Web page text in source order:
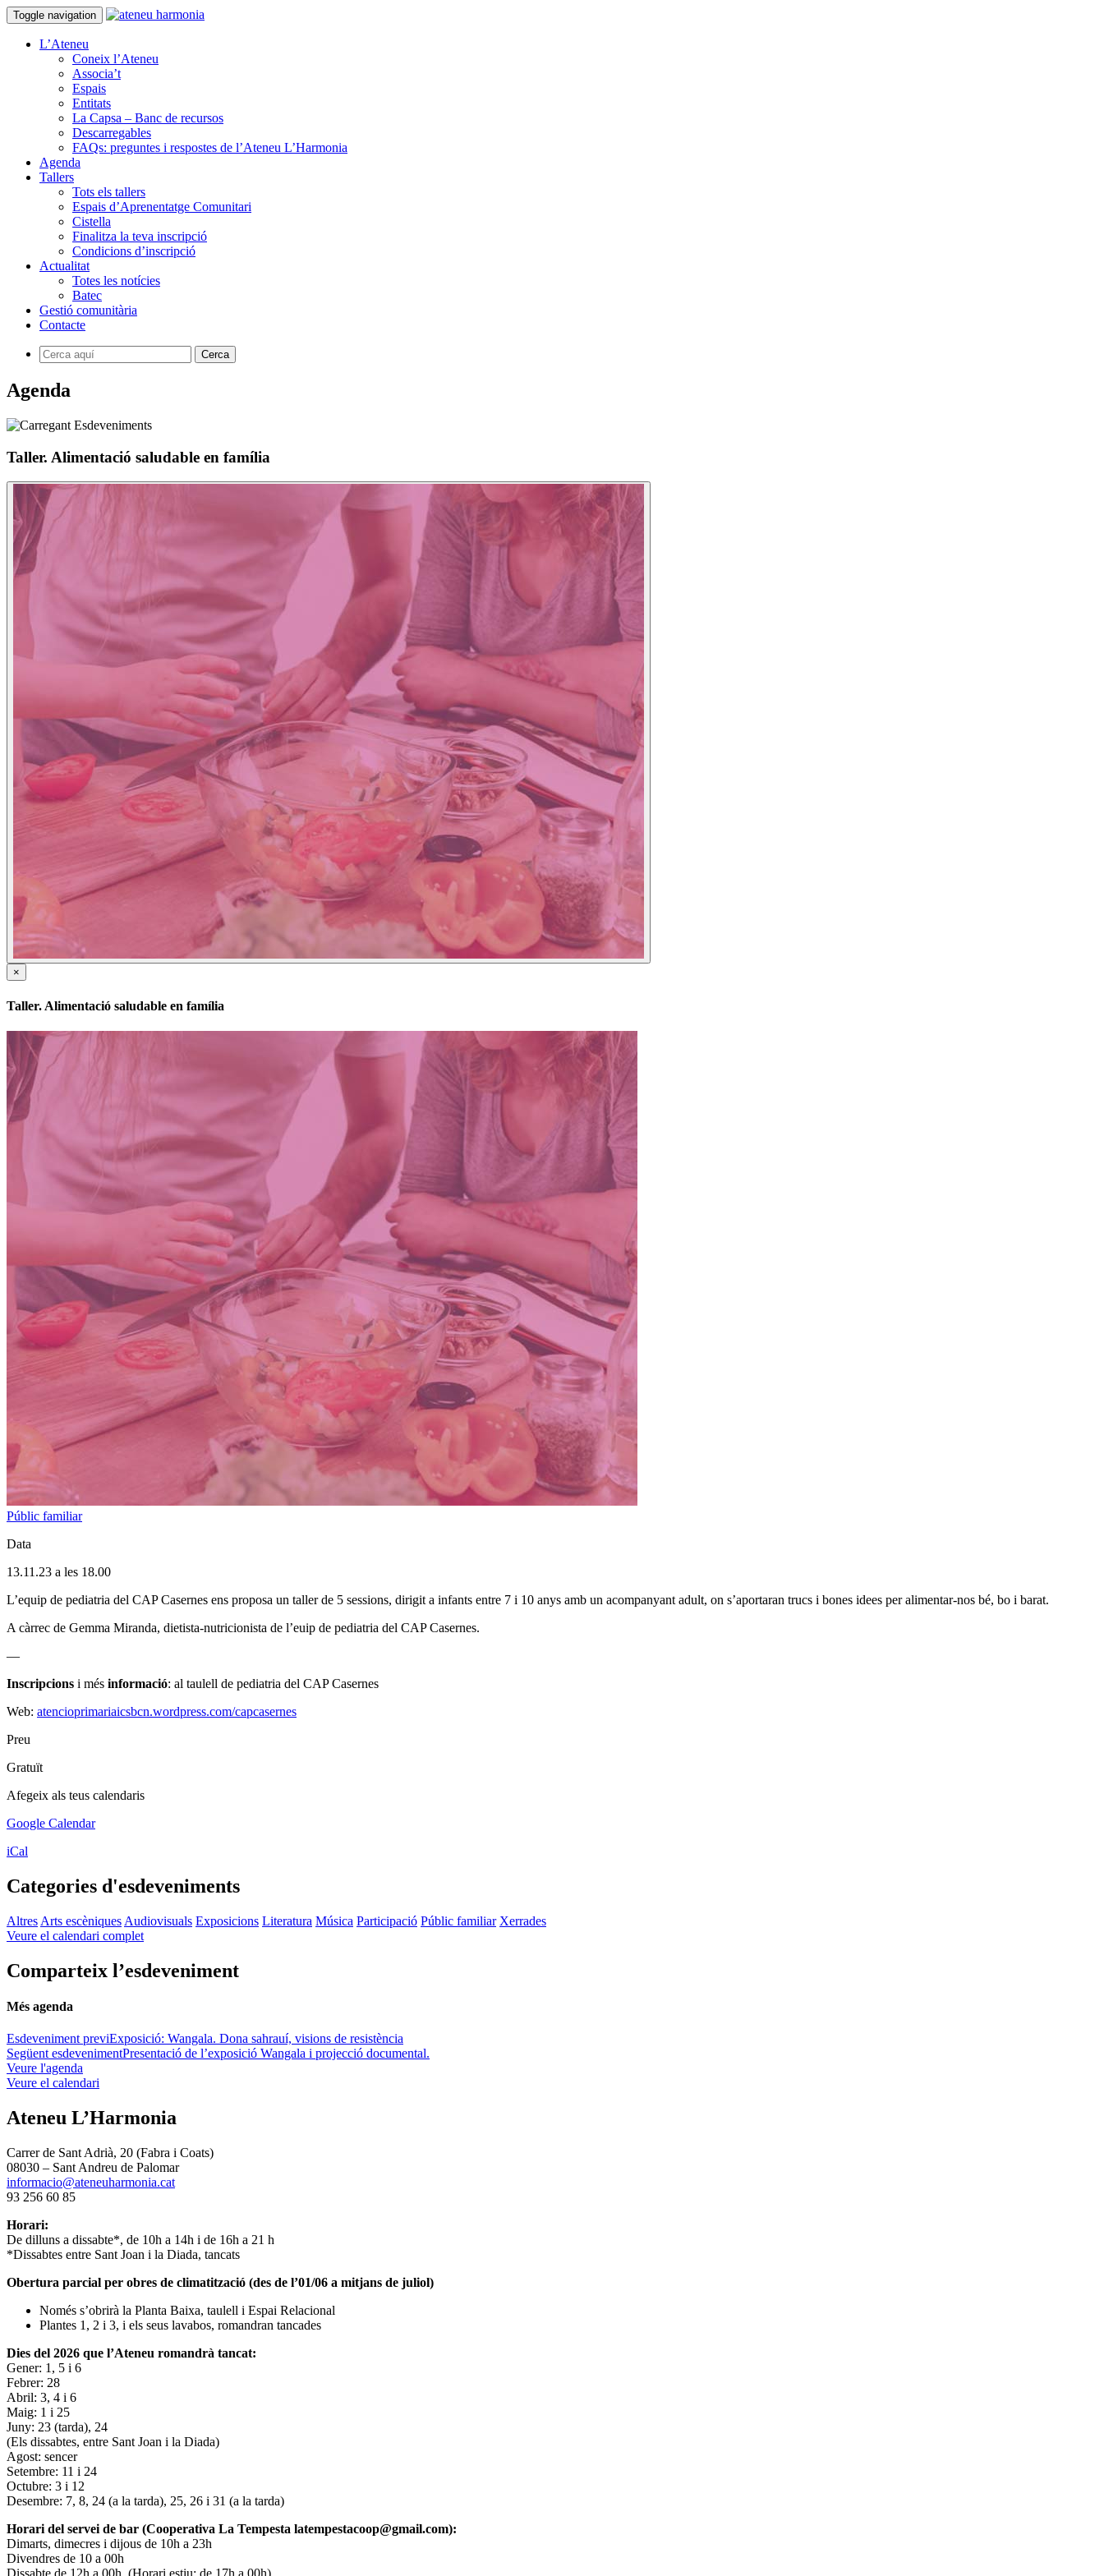
Toggle navigation
L’Ateneu
Coneix l’Ateneu
Associa’t
Espais
Entitats
La Capsa – Banc de recursos
Descarregables
FAQs: preguntes i respostes de l’Ateneu L’Harmonia
Agenda
Tallers
Tots els tallers
Espais d’Aprenentatge Comunitari
Cistella
Finalitza la teva inscripció
Condicions d’inscripció
Actualitat
Totes les notícies
Batec
Gestió comunitària
Contacte
Agenda
Taller. Alimentació saludable en família
×
Taller. Alimentació saludable en família
Públic familiar
Data
13.11.23 a les 18.00
L’equip de pediatria del CAP Casernes ens proposa un taller de 5 sessions, dirigit a infants entre 7 i 10 anys amb un acompanyant adult, on s’aportaran trucs i bones idees per alimentar-nos bé, bo i barat.
A càrrec de Gemma Miranda, dietista-nutricionista de l’euip de pediatria del CAP Casernes.
—
Inscripcions i més informació: al taulell de pediatria del CAP Casernes
Web: atencioprimariaicsbcn.wordpress.com/capcasernes
Preu
Gratuït
Afegeix als teus calendaris
Google Calendar
iCal
Categories d'esdeveniments
Altres Arts escèniques Audiovisuals Exposicions Literatura Música Participació Públic familiar Xerrades
Veure el calendari complet
Comparteix l’esdeveniment
Més agenda
Esdeveniment previExposició: Wangala. Dona sahrauí, visions de resistència
Següent esdevenimentPresentació de l’exposició Wangala i projecció documental.
Veure l'agenda
Veure el calendari
Ateneu L’Harmonia
Carrer de Sant Adrià, 20 (Fabra i Coats)
08030 – Sant Andreu de Palomar
informacio@ateneuharmonia.cat
93 256 60 85
Horari:
De dilluns a dissabte*, de 10h a 14h i de 16h a 21 h
*Dissabtes entre Sant Joan i la Diada, tancats
Obertura parcial per obres de climatització (des de l’01/06 a mitjans de juliol)
Només s’obrirà la Planta Baixa, taulell i Espai Relacional
Plantes 1, 2 i 3, i els seus lavabos, romandran tancades
Dies del 2026 que l’Ateneu romandrà tancat:
Gener: 1, 5 i 6
Febrer: 28
Abril: 3, 4 i 6
Maig: 1 i 25
Juny: 23 (tarda), 24
(Els dissabtes, entre Sant Joan i la Diada)
Agost: sencer
Setembre: 11 i 24
Octubre: 3 i 12
Desembre: 7, 8, 24 (a la tarda), 25, 26 i 31 (a la tarda)
Horari del servei de bar (Cooperativa La Tempesta latempestacoop@gmail.com):
Dimarts, dimecres i dijous de 10h a 23h
Divendres de 10 a 00h
Dissabte de 12h a 00h. (Horari estiu: de 17h a 00h)